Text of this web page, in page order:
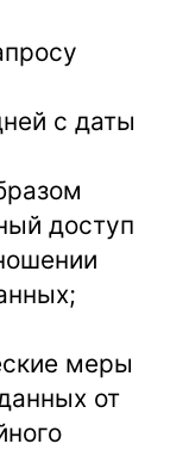
с даты
доступ
меры
от